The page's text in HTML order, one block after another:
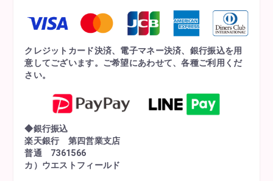
クレジットカード決済、電子マネー決済、銀行振込を用
意してございます。ご希望にあわせて、各種ご利用くだ
さい。
◆銀行振込
楽天銀行 第四営業支店
普通 7361566
カ）ウエストフィールド